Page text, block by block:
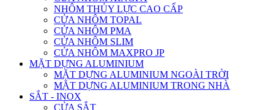
NHÔM THỦY LỰC CAO CẤP
CỬA NHÔM TOPAL
CỬA NHÔM PMA
CỬA NHÔM SLIM
CỬA NHÔM MAXPRO JP
MẶT DỰNG ALUMINIUM
MẶT DỰNG ALUMINIUM NGOÀI TRỜI
MẶT DỰNG ALUMINIUM TRONG NHÀ
SẮT - INOX
CỬA SẮT